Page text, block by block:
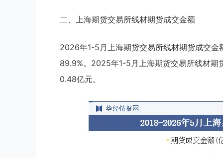
二、上海期货交易所线材期货成交金额
2026年1-5月上海期货交易所线材期货成交金
89.9%。2025年1-5月上海期货交易所线材期
0.48亿元。